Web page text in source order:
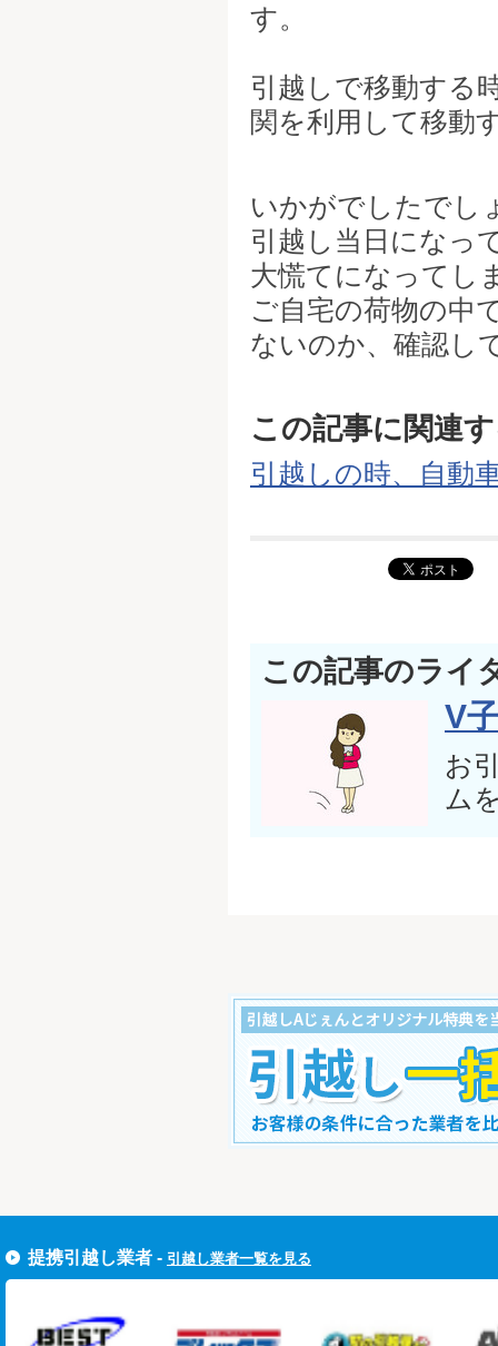
す。
引越しで移動する
関を利用して移動
いかがでしたでし
引越し当日になっ
大慌てになってし
ご自宅の荷物の中
ないのか、確認し
この記事に関連
引越しの時、自動
この記事のライ
V
お
ム
提携引越し業者 - 引越し業者一覧を見る